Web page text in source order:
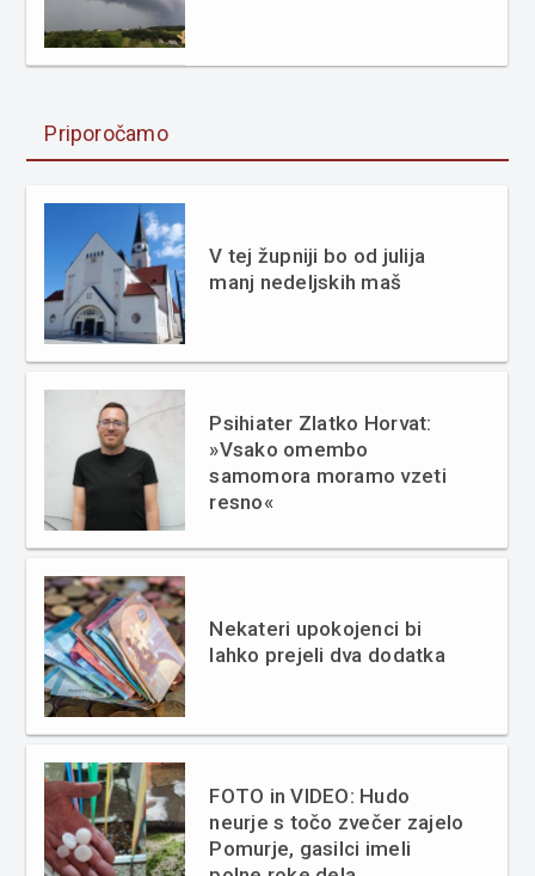
Priporočamo
V tej župniji bo od julija
manj nedeljskih maš
Psihiater Zlatko Horvat:
»Vsako omembo
samomora moramo vzeti
resno«
Nekateri upokojenci bi
lahko prejeli dva dodatka
FOTO in VIDEO: Hudo
neurje s točo zvečer zajelo
Pomurje, gasilci imeli